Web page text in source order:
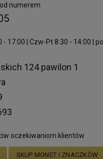
numerem
- 17:00 | Czw-Pt 8:30 - 14:00 |
124 pawilon 1
oczekiwaniom klientów
SKUP MONET I ZNACZKÓW